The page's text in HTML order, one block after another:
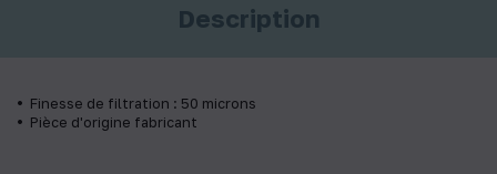
Description
Finesse de filtration : 50 microns
Pièce d'origine fabricant